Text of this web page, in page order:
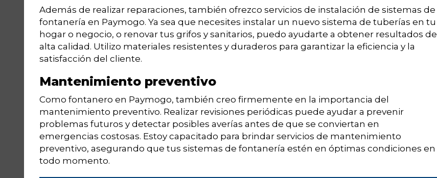
Además de realizar reparaciones, también ofrezco servicios de instalación de sistemas de
fontanería en Paymogo. Ya sea que necesites instalar un nuevo sistema de tuberías en tu
hogar o negocio, o renovar tus grifos y sanitarios, puedo ayudarte a obtener resultados de
alta calidad. Utilizo materiales resistentes y duraderos para garantizar la eficiencia y la
satisfacción del cliente.
Mantenimiento preventivo
Como fontanero en Paymogo, también creo firmemente en la importancia del
mantenimiento preventivo. Realizar revisiones periódicas puede ayudar a prevenir
problemas futuros y detectar posibles averías antes de que se conviertan en
emergencias costosas. Estoy capacitado para brindar servicios de mantenimiento
preventivo, asegurando que tus sistemas de fontanería estén en óptimas condiciones en
todo momento.